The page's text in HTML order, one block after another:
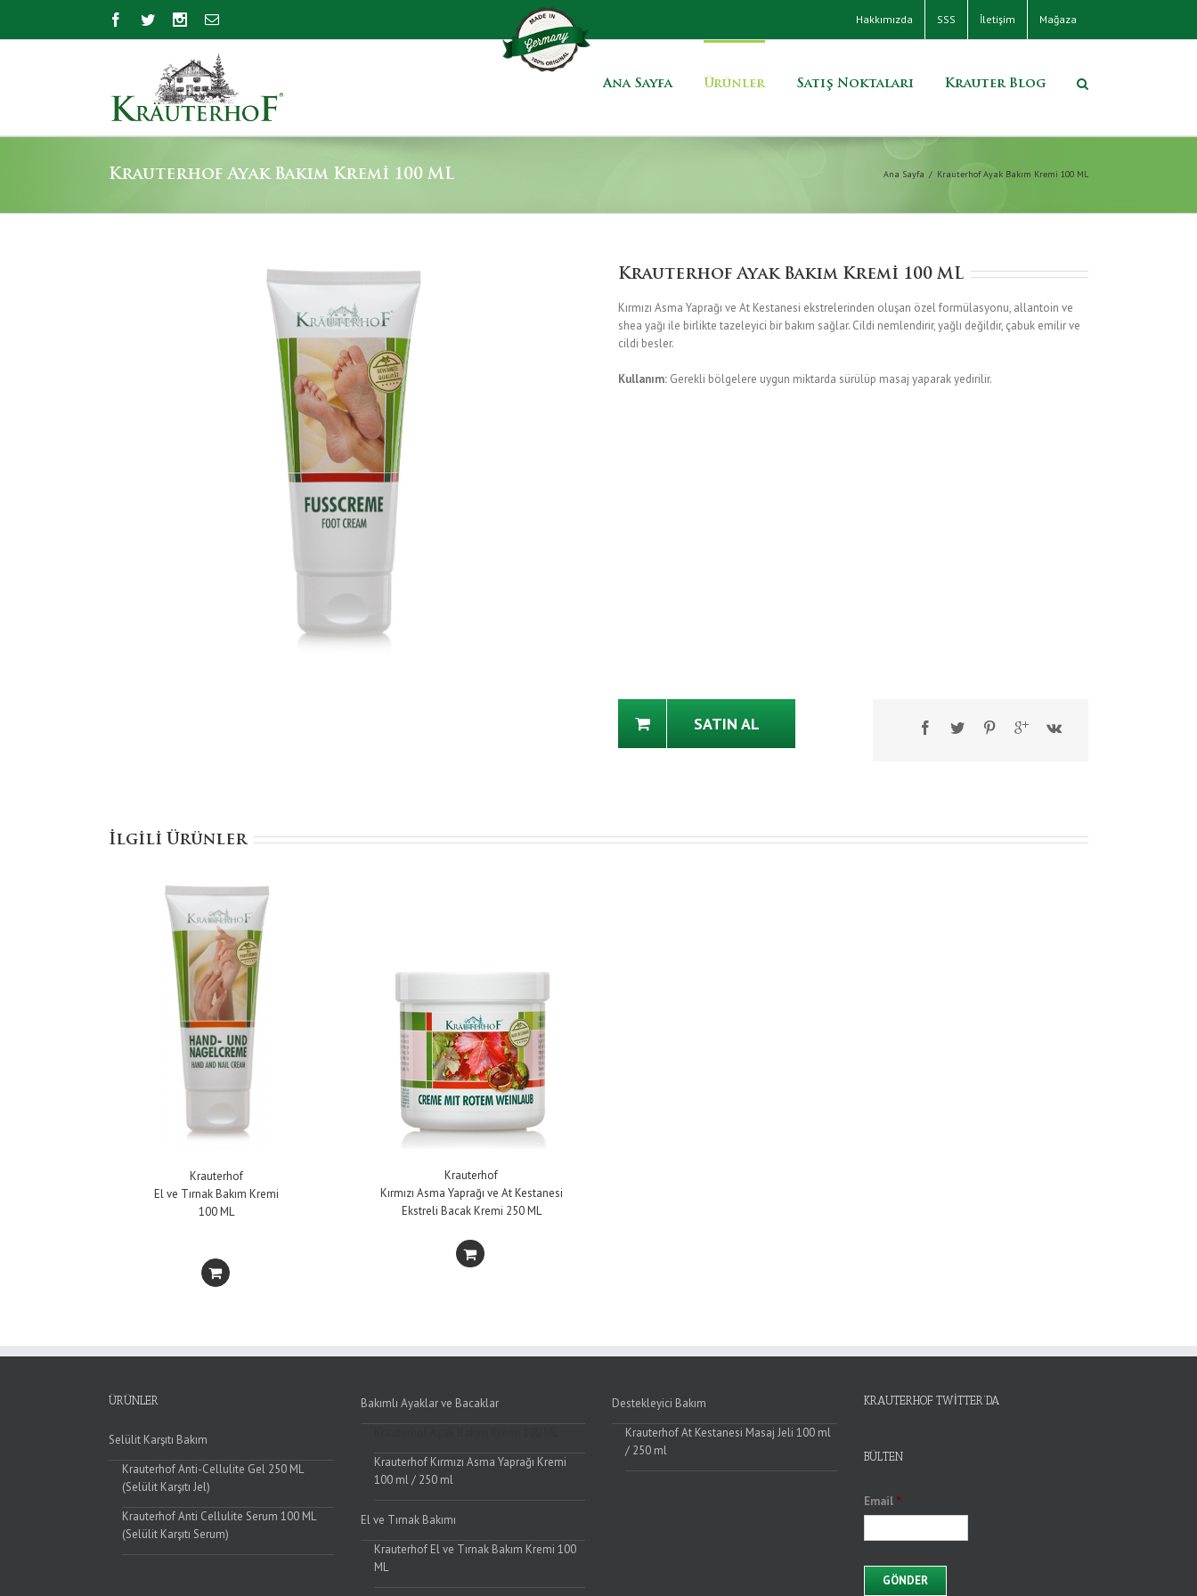
Hakkımızda SSS İletişim Mağaza
Ana Sayfa Ürünler Satış Noktaları Krauter Blog
Krauterhof Ayak Bakım Kremi 100 ML Ana Sayfa / Krauterhof Ayak Bakım Kremi 100 ML
Krauterhof Ayak Bakım Kremi 100 ML
Kırmızı Asma Yaprağı ve At Kestanesi ekstrelerinden oluşan özel formülasyonu, allantoin ve
shea yağı ile birlikte tazeleyici bir bakım sağlar. Cildi nemlendirir, yağlı değildir, çabuk emilir ve
cildi besler.
Kullanım: Gerekli bölgelere uygun miktarda sürülüp masaj yaparak yedirilir.
SATIN AL
İlgili Ürünler
Krauterhof
El ve Tırnak Bakım Kremi
100 ML
Krauterhof
Kırmızı Asma Yaprağı ve At Kestanesi
Ekstreli Bacak Kremi 250 ML
ÜRÜNLER
Selülit Karşıtı Bakım
Krauterhof Anti-Cellulite Gel 250 ML
(Selülit Karşıtı Jel)
Krauterhof Anti Cellulite Serum 100 ML
(Selülit Karşıtı Serum)
Bakımlı Ayaklar ve Bacaklar
Krauterhof Kırmızı Asma Yaprağı Kremi
100 ml / 250 ml
El ve Tırnak Bakımı
Krauterhof El ve Tırnak Bakım Kremi 100
ML
Destekleyici Bakım
Krauterhof At Kestanesi Masaj Jeli 100 ml
/ 250 ml
KRAUTERHOF TWITTER’DA
BÜLTEN
Email *